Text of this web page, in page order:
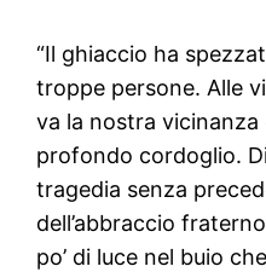
“Il ghiaccio ha
troppe persone. Alle
va la nostra vicinanza
profondo cordoglio.
tragedia senza
dell’abbraccio
po’ di luce nel buio